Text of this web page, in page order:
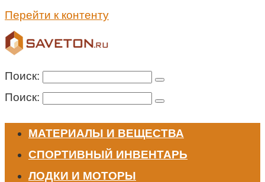
Перейти к контенту
Поиск:
Поиск:
МАТЕРИАЛЫ И ВЕЩЕСТВА
СПОРТИВНЫЙ ИНВЕНТАРЬ
ЛОДКИ И МОТОРЫ